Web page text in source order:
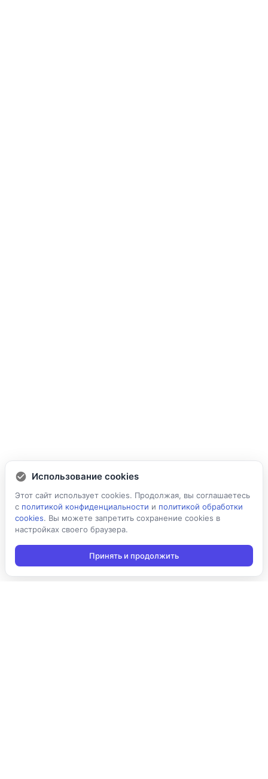
Использование cookies
Этот сайт использует cookies. Продолжая, вы соглашаетесь
с политикой конфиденциальности и политикой обработки
cookies. Вы можете запретить сохранение cookies в
настройках своего браузера.
Принять и продолжить